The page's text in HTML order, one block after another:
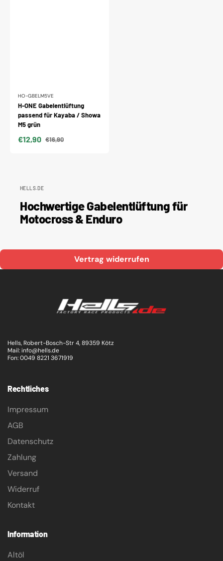
HO-GBELM5VE
H-ONE Gabelentlüftung
passend für Kayaba / Showa
M5 grün
Verkaufspreis
€12,90
Normaler
€16,90
HELLS.DE
Hochwertige Gabelentlüftung für
Motocross & Enduro
Vertrag widerrufen
Hells, Robert-Bosch-Str 4, 89359 Kötz
Mail: info@hells.de
Fon: 0049 8221 3671919
Rechtliches
Impressum
AGB
Datenschutz
Zahlung
Versand
Widerruf
Kontakt
Information
Altöl